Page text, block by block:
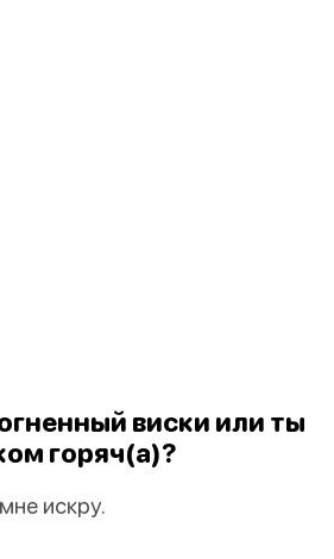
виски или ты
горяч(а)?
искру.